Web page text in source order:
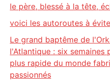
le père, blessé à la tête,
voici les autoroutes à
Le grand baptême de
l'Atlantique : six
plus rapide du monde
passionnés